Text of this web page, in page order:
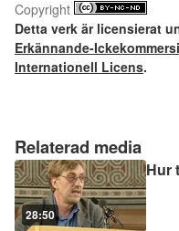
Relaterad media
28:50
Hur
Copyright
Detta verk är licensierat
Erkännande-
Internationell Licens.